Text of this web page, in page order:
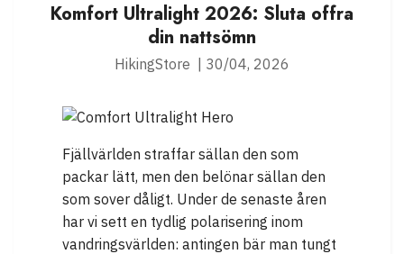
Komfort Ultralight 2026: Sluta offra
din nattsömn
HikingStore 30/04, 2026
Fjällvärlden straffar sällan den som
packar lätt, men den belönar sällan den
som sover dåligt. Under de senaste åren
har vi sett en tydlig polarisering inom
vandringsvärlden: antingen bär man tungt